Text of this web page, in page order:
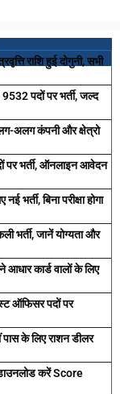
राशि हुई दोगुनी, सभी
पदों पर भर्ती, जल्द
अलग कंपनी और क्षेत्रो
भर्ती, ऑनलाइन आवेदन
बिना परीक्षा होगा
भर्ती, जानें योग्यता और
कार्ड वालों के लिए
ऑफिसर पदों पर
के लिए राशन डीलर
करें Score